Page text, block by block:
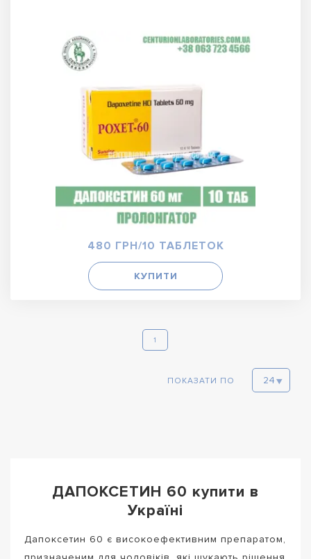
480 ГРН/10 ТАБЛЕТОК
КУПИТИ
1
ПОКАЗАТИ ПО
ДАПОКСЕТИН 60 купити в
Україні
Дапоксетин 60 є високоефективним препаратом,